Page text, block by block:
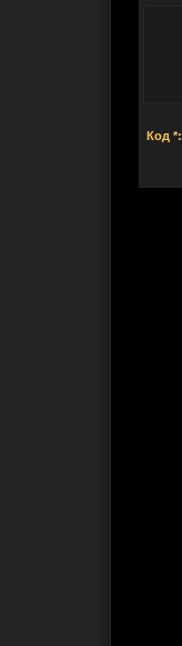
Код *: